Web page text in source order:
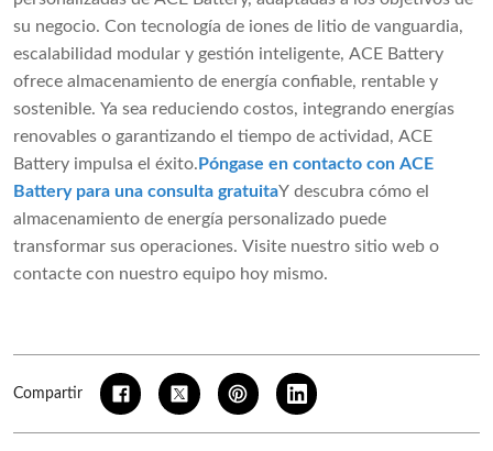
su negocio. Con tecnología de iones de litio de vanguardia,
escalabilidad modular y gestión inteligente, ACE Battery
ofrece almacenamiento de energía confiable, rentable y
sostenible. Ya sea reduciendo costos, integrando energías
renovables o garantizando el tiempo de actividad, ACE
Battery impulsa el éxito. Póngase en contacto con ACE
Battery para una consulta gratuitaY descubra cómo el
almacenamiento de energía personalizado puede
transformar sus operaciones. Visite nuestro sitio web o
contacte con nuestro equipo hoy mismo.
Compartir